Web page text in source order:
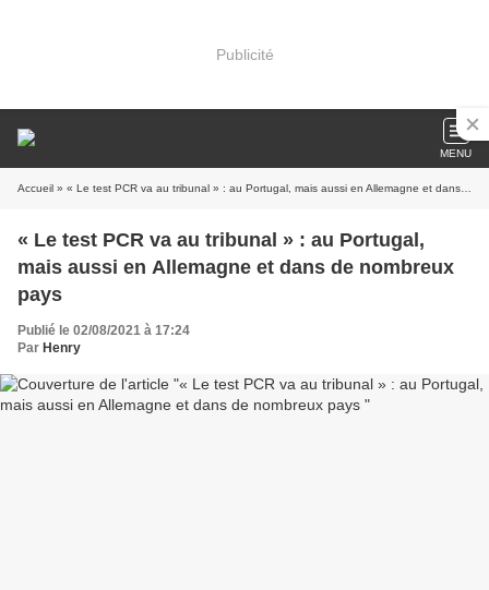
Publicité
MENU
Accueil » « Le test PCR va au tribunal » : au Portugal, mais aussi en Allemagne et dans de nombreux pays
« Le test PCR va au tribunal » : au Portugal,
mais aussi en Allemagne et dans de nombreux
pays
Publié le 02/08/2021 à 17:24
Par Henry